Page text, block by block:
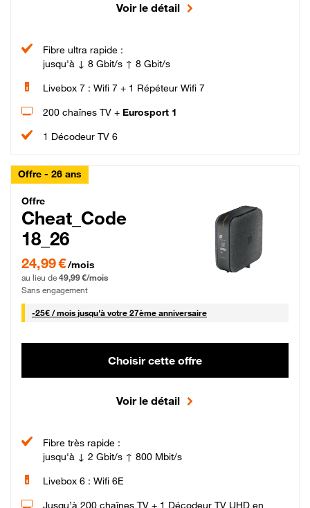
Voir le détail
Fibre ultra rapide :
jusqu'à ↓ 8 Gbit/s ↑ 8 Gbit/s
Livebox 7 : Wifi 7 + 1 Répéteur Wifi 7
200 chaînes TV + Eurosport 1
1 Décodeur TV 6
Offre - 26 ans
Cheat_Code Fibre_18_26
Offre
Cheat_Code
18_26
24,99 € par mois pendant 0 mois puis 49,99 € par mois, Sans engagement
24,99 €/mois
au lieu de 49,99 €/mois
Sans engagement
-25€ / mois25 € par mois
jusqu'à votre 27ème anniversaire
Choisir cette offre
Voir le détail
Fibre très rapide :
jusqu'à ↓ 2 Gbit/s ↑ 800 Mbit/s
Livebox 6 : Wifi 6E
Jusqu’à 200 chaînes TV + 1 Décodeur TV UHD en